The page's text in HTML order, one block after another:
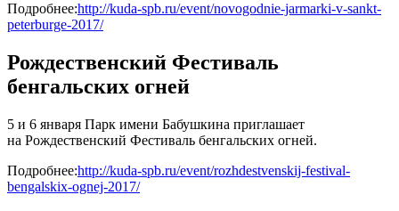
Подробнее:http://kuda-spb.ru/event/novogodnie-jarmarki-v-sankt-
peterburge-2017/
Рождественский Фестиваль
бенгальских огней
5 и 6 января Парк имени Бабушкина приглашает
на Рождественский Фестиваль бенгальских огней.
Подробнее:http://kuda-spb.ru/event/rozhdestvenskij-festival-
bengalskix-ognej-2017/